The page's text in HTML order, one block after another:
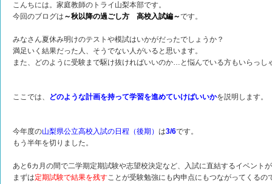
こんちには。家庭教師のトライ山梨本部です。
今回のブログは ～秋以降の過ごし方 高校入試編～です。
みなさん夏休み明けのテストや模試はいかがだったでしょうか？
満足いく結果だった人、そうでない人がいると思います。
また、どのように受験まで駆け抜ければいいのか…と悩んでいる方もいらっし
ここでは、 どのような計画を持って学習を進めていけばいいかを説明します。
今年度の山梨県公立高校入試の日程（後期） は3/6です。
もう半年を切りました。
あと6カ月の間で二学期定期試験や志望校決定など、入試に直結するイベント
まずは定期試験で結果を残すことが受験勉強にも内申点にもつながってくるの